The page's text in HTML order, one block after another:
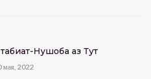
Нушоба аз Тут
мая, 2022